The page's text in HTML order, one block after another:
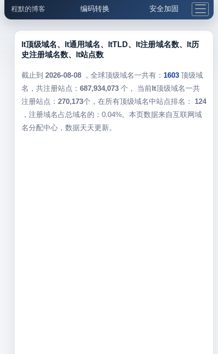
程默的博客 编码转换 安全加固
邮件工具 生活便民 更多工具
5.1支付宝大红包
lt顶级域名、lt通用域名、ltTLD、lt注册域名数、lt历
史注册域名数、lt站点数
截止到 2026-08-08，全球顶级域名一共有： 1603 顶级域
名，共注册站点： 687,934,073 个， 当前lt顶级域名一共
注册站点： 270,173个，在所有顶级域名中站点排名： 124
，注册域名占总域名的：0.04%。本页数据来自互联网域
名分配中心，数据天天更新。